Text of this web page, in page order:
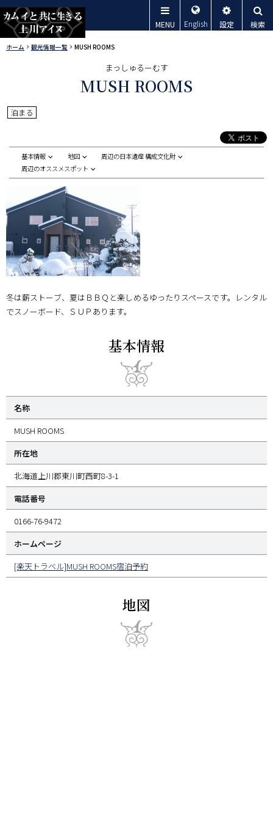
本
文
へ
ー
カムイと共
に生きる上
川アイヌ
メ
MENU English 設定 検索
置
の
層
ホーム 観光情報一覧 MUSH ROOMS
まっしゅるーむす
MUSH ROOMS
泊まる
ー
内
目
次
基本情報 地図
周辺の日本遺産 構成文化財
周辺のオススメスポット
冬は薪ストーブ、夏はＢＢＱと楽しめるゆったりスペースです。レンタル
でスノーボード、ＳＵＰあります。
基本情報
名称
MUSH ROOMS
所在地
北海道上川郡東川町西町8-3-1
電話番号
0166-76-9472
ホームページ
[楽天トラベル]MUSH ROOMS宿泊予約
地図